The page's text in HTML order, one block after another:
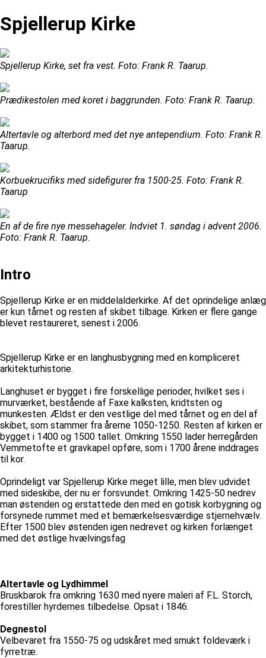
Spjellerup Kirke
Spjellerup Kirke, set fra vest. Foto: Frank R. Taarup.
Prædikestolen med koret i baggrunden. Foto: Frank R. Taarup.
Altertavle og alterbord med det nye antependium. Foto: Frank R.
Taarup.
Korbuekrucifiks med sidefigurer fra 1500-25. Foto: Frank R.
Taarup
En af de fire nye messehageler. Indviet 1. søndag i advent 2006.
Foto: Frank R. Taarup.
Intro
Spjellerup Kirke er en middelalderkirke. Af det oprindelige anlæg
er kun tårnet og resten af skibet tilbage. Kirken er flere gange
blevet restaureret, senest i 2006.
Spjellerup Kirke er en langhusbygning med en kompliceret
arkitekturhistorie.
Langhuset er bygget i fire forskellige perioder, hvilket ses i
murværket, bestående af Faxe kalksten, kridtsten og
munkesten. Ældst er den vestlige del med tårnet og en del af
skibet, som stammer fra årerne 1050-1250. Resten af kirken er
bygget i 1400 og 1500 tallet. Omkring 1550 lader herregården
Vemmetofte et gravkapel opføre, som i 1700 årene inddrages
til kor.
Oprindeligt var Spjellerup Kirke meget lille, men blev udvidet
med sideskibe, der nu er forsvundet. Omkring 1425-50 nedrev
man østenden og erstattede den med en gotisk korbygning og
forsynede rummet med et bemærkelsesværdige stjernehvælv.
Efter 1500 blev østenden igen nedrevet og kirken forlænget
med det østlige hvælvingsfag
Altertavle og Lydhimmel
Bruskbarok fra omkring 1630 med nyere maleri af F.L. Storch,
forestiller hyrdernes tilbedelse. Opsat i 1846.
Degnestol
Velbevaret fra 1550-75 og udskåret med smukt foldeværk i
fyrretræ.